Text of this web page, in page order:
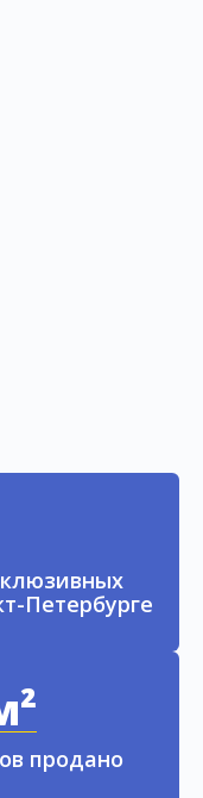
Петербурге
продано